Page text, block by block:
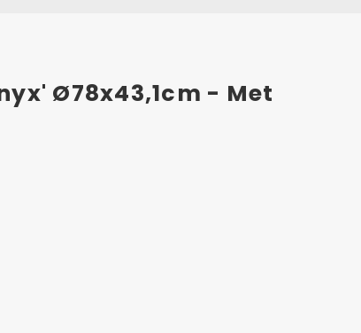
Ø78x43,1cm - Met